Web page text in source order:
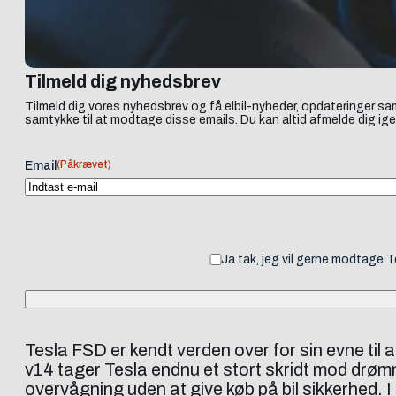
Tilmeld dig nyhedsbrev
Tilmeld dig vores nyhedsbrev og få elbil-nyheder, opdateringer
samtykke til at modtage disse emails. Du kan altid afmelde dig
Email (Påkrævet)
Ja tak, jeg vil gerne modtage
Tesla FSD er kendt verden over for sin evne
v14 tager Tesla endnu et stort skridt mod
overvågning uden at give køb på bil